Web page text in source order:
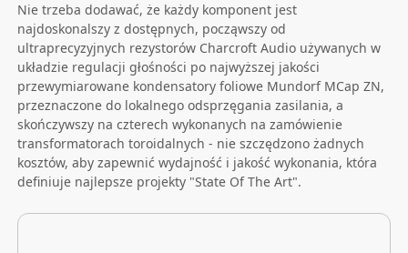
Nie trzeba dodawać, że każdy komponent jest
najdoskonalszy z dostępnych, począwszy od
ultraprecyzyjnych rezystorów Charcroft Audio używanych w
układzie regulacji głośności po najwyższej jakości
przewymiarowane kondensatory foliowe Mundorf MCap ZN,
przeznaczone do lokalnego odsprzęgania zasilania, a
skończywszy na czterech wykonanych na zamówienie
transformatorach toroidalnych - nie szczędzono żadnych
kosztów, aby zapewnić wydajność i jakość wykonania, która
definiuje najlepsze projekty "State Of The Art".